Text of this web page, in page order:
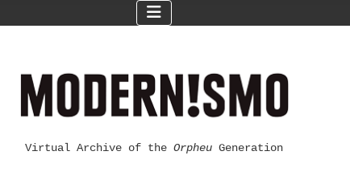
Virtual Archive of the Orpheu Generation